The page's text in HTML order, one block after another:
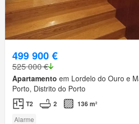
499 900 €
525 000 €
Apartamento em Lordelo do Ouro e
Porto, Distrito do Porto
T2 2 136 m²
Alarme